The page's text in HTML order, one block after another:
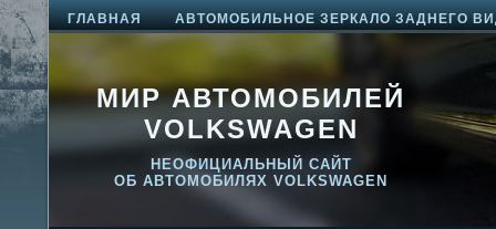
ГЛАВНАЯ АВТОМОБИЛЬНОЕ ЗЕРКАЛО ЗАДНЕГО
МИР АВТОМОБИЛЕЙ
VOLKSWAGEN
НЕОФИЦИАЛЬНЫЙ САЙТ
ОБ АВТОМОБИЛЯХ VOLKSWAGEN